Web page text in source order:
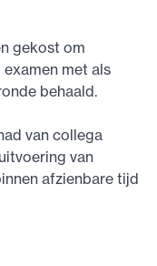
gekost om
met als
behaald.
van collega
van
afzienbare tijd